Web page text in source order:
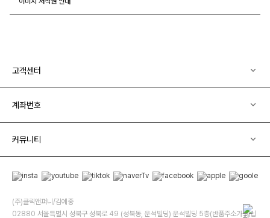
고객센터
계좌번호
커뮤니티
(주)클릭앤퍼니/김예중
02880 서울특별시 성북구 성북로 49 (성북동, 운석빌딩) 운석빌딩 5층(반품주소가 아닙